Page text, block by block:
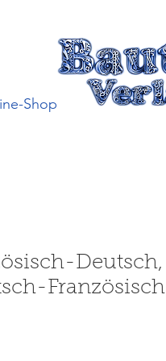
Shop
Deutsch,
Französisch